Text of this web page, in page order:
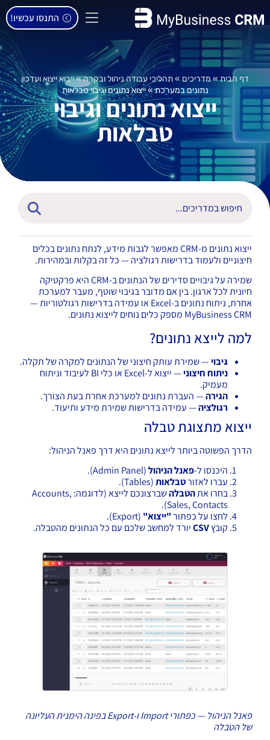
התנסו עכשיו!
דף הבית»מדריכים »תהליכי עבודה ניהול ובקרה»ייבוא ייצוא ועדכון
נתונים במערכת»ייצוא נתונים וגיבוי טבלאות
ייצוא נתונים וגיבוי
טבלאות
ייצוא נתונים מ-CRM מאפשר לגבות מידע, לנתח נתונים בכלים
חיצוניים ולעמוד בדרישות רגולציה — כל זה בקלות ובמהירות.
שמירה על גיבויים סדירים של הנתונים ב-CRM היא פרקטיקה
חיונית לכל ארגון. בין אם מדובר בגיבוי שוטף, מעבר למערכת
אחרת, ניתוח נתונים ב-Excel או עמידה בדרישות רגולטוריות —
MyBusiness CRM מספק כלים נוחים לייצוא נתונים.
למה לייצא נתונים?
גיבוי— שמירת עותק חיצוני של הנתונים למקרה של תקלה.
ניתוח חיצוני
— ייצוא ל-Excel או כלי BI לעיבוד וניתוח
מעמיק.
הגירה— העברת נתונים למערכת אחרת בעת הצורך.
רגולציה— עמידה בדרישות שמירת מידע ותיעוד.
ייצוא מתצוגת טבלה
הדרך הפשוטה ביותר לייצא נתונים היא דרך פאנל הניהול:
היכנסו ל-פאנל הניהול(Admin Panel).
עברו לאזורטבלאות(Tables).
בחרו אתהטבלה
שברצונכם לייצא (לדוגמה: Accounts,
Sales, Contacts).
לחצו על כפתור"ייצוא" (Export).
קובץCSVיורד למחשב שלכם עם כל הנתונים מהטבלה.
פאנל הניהול — כפתורי Import ו-Export בפינה הימנית העליונה
של הטבלה